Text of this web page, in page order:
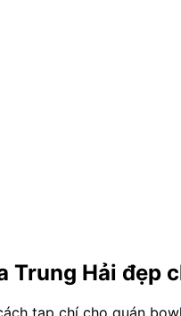
Trung Hải đẹp
tạp chí cho quán